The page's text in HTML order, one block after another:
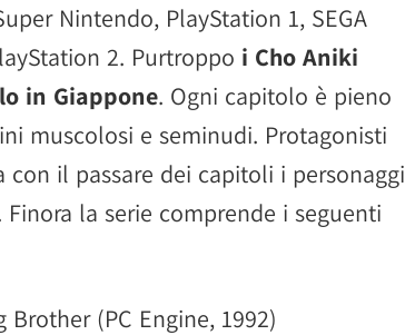
Nintendo, PlayStation 1, SEGA
2. Purtroppo i Cho Aniki
in Giappone. Ogni capitolo è pieno
muscolosi e seminudi. Protagonisti
con il passare dei capitoli i personaggi
la serie comprende i seguenti
(PC Engine, 1992)